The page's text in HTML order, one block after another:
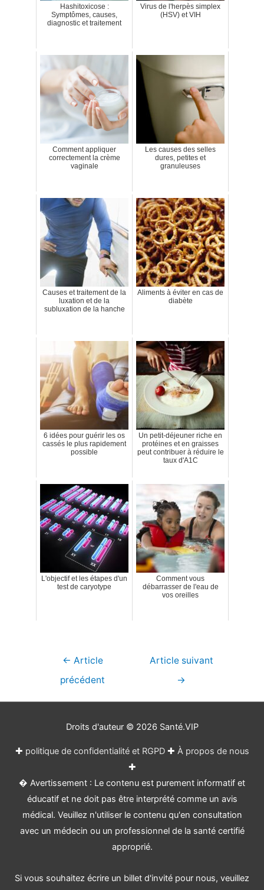
Hashitoxicose :
Symptômes, causes,
diagnostic et traitement
Virus de l'herpès simplex
(HSV) et VIH
Comment appliquer
correctement la crème
vaginale
Les causes des selles
dures, petites et
granuleuses
Causes et traitement de la
luxation et de la
subluxation de la hanche
Aliments à éviter en cas de
diabète
6 idées pour guérir les os
cassés le plus rapidement
possible
Un petit-déjeuner riche en
protéines et en graisses
peut contribuer à réduire le
taux d'A1C
L'objectif et les étapes d'un
test de caryotype
Comment vous
débarrasser de l'eau de
vos oreilles
Navigation
← Article
précédent
Article suivant
→
Droits d'auteur © 2026 Santé.VIP
✚ politique de confidentialité et RGPD✚ À propos de nous
✚
� Avertissement : Le contenu est purement informatif et
éducatif et ne doit pas être interprété comme un avis
médical. Veuillez n'utiliser le contenu qu'en consultation
avec un médecin ou un professionnel de la santé certifié
approprié.
Si vous souhaitez écrire un billet d'invité pour nous, veuillez